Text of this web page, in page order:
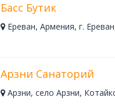
Басс Бутик
Ереван, Армения, г.
Арзни Санаторий
Арзни, село Арзни,